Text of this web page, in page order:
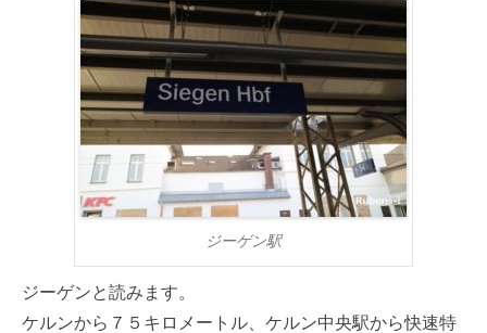
ジーゲン駅
ジーゲンと読みます。
ケルンから７５キロメートル、ケルン中央駅から快速特